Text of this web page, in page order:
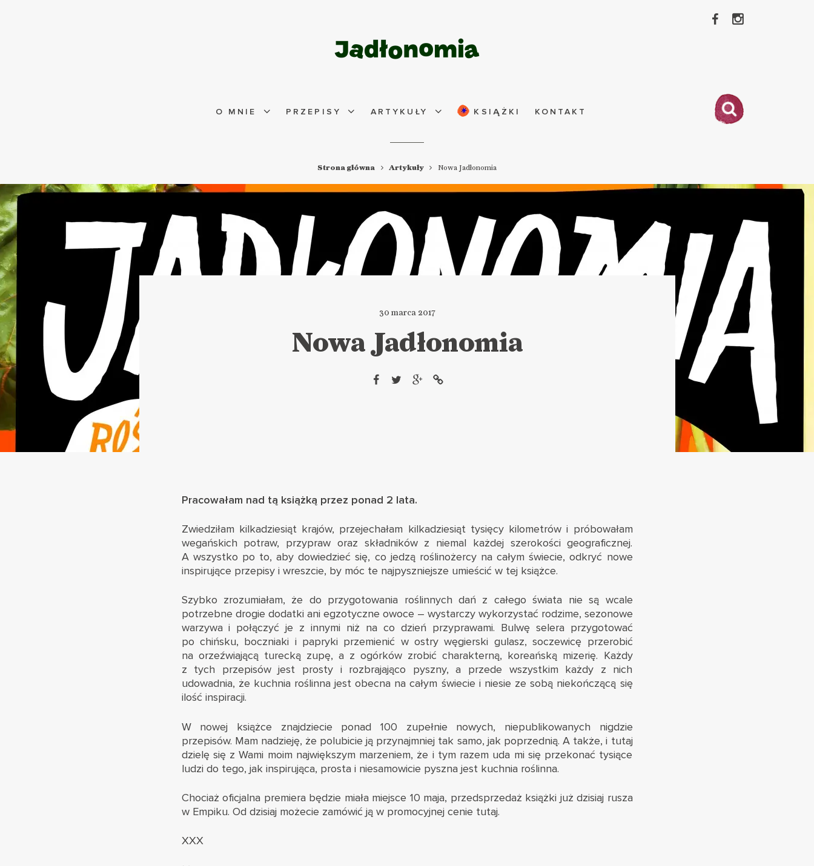
O MNIE PRZEPISY ARTYKUŁY KSIĄŻKI KONTAKT
Strona główna Artykuły Nowa Jadłonomia
30 marca 2017
Nowa Jadłonomia
Pracowałam nad tą książką przez ponad 2 lata.
Zwiedziłam kilkadziesiąt krajów, przejechałam kilkadziesiąt tysięcy kilometrów i próbowałam
wegańskich potraw, przypraw oraz składników z niemal każdej szerokości geograficznej.
A wszystko po to, aby dowiedzieć się, co jedzą roślinożercy na całym świecie, odkryć nowe
inspirujące przepisy i wreszcie, by móc te najpyszniejsze umieścić w tej książce.
Szybko zrozumiałam, że do przygotowania roślinnych dań z całego świata nie są wcale
potrzebne drogie dodatki ani egzotyczne owoce – wystarczy wykorzystać rodzime, sezonowe
warzywa i połączyć je z innymi niż na co dzień przyprawami. Bulwę selera przygotować
po chińsku, boczniaki i papryki przemienić w ostry węgierski gulasz, soczewicę przerobić
na orzeźwiającą turecką zupę, a z ogórków zrobić charakterną, koreańską mizerię. Każdy
z tych przepisów jest prosty i rozbrajająco pyszny, a przede wszystkim każdy z nich
udowadnia, że kuchnia roślinna jest obecna na całym świecie i niesie ze sobą niekończącą się
ilość inspiracji.
W nowej książce znajdziecie ponad 100 zupełnie nowych, niepublikowanych nigdzie
przepisów. Mam nadzieję, że polubicie ją przynajmniej tak samo, jak poprzednią. A także, i tutaj
dzielę się z Wami moim największym marzeniem, że i tym razem uda mi się przekonać tysiące
ludzi do tego, jak inspirująca, prosta i niesamowicie pyszna jest kuchnia roślinna.
Chociaż oficjalna premiera będzie miała miejsce 10 maja, przedsprzedaż książki już dzisiaj rusza
w Empiku. Od dzisiaj możecie zamówić ją w promocyjnej cenie tutaj.
XXX